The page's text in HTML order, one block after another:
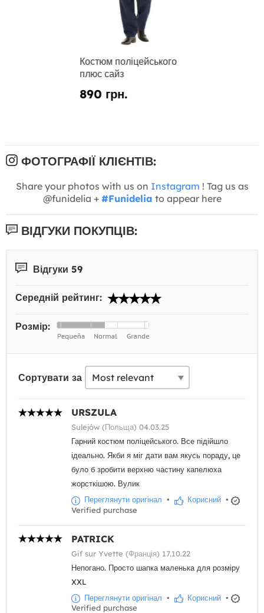
Костюм поліцейського
плюс сайз
890 грн.
ФОТОГРАФІЇ КЛІЄНТІВ:
Share your photos with us on Instagram ! Tag us as
@funidelia + #Funidelia to appear here
ВІДГУКИ ПОКУПЦІВ:
Відгуки 59
Середній рейтинг:
Розмір:
Сортувати за
URSZULA
Sulejów (Польща) 04.03.25
Гарний костюм поліцейського. Все підійшло
ідеально. Якби я міг дати вам якусь пораду, це
було б зробити верхню частину капелюха
жорсткішою. Вулик
Переглянути оригінал • Корисний •
Verified purchase
PATRICK
Gif sur Yvette (Франція) 17.10.22
Непогано. Просто шапка маленька для розміру
XXL
Переглянути оригінал • Корисний •
Verified purchase